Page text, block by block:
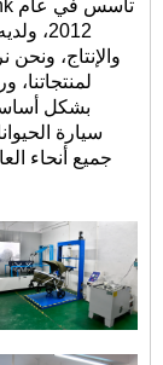
2012،
والإنتاج، ونحن
لمنتجاتنا،
بشكل
سيارة
جميع أنحاء